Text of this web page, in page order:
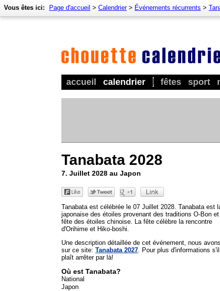
accueil calendrier fêtes sport
Vous êtes ici: Page d'accueil > Calendrier> Événements récurrents >
Tanabata 2028
7. Juillet 2028 au Japon
Tanabata est célébrée le 07 Juillet 2028. Tanabata est
japonaise des étoiles provenant des traditions O-Bon
fête des étoiles chinoise. La fête célèbre la rencontre
d'Orihime et Hiko-boshi.
Une description détaillée de cet événement, nous
sur ce site: Tanabata 2027 . Pour plus d'informations
plaît arrêter par là!
Où est Tanabata?
National
Japon